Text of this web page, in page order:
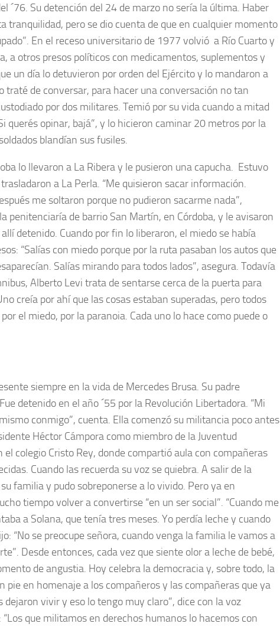
´76. Su detención del 24 de marzo no sería la última. Haber
tranquilidad, pero se dio cuenta de que en cualquier momento
En el receso universitario de 1977 volvió a Río Cuarto y
a otros presos políticos con medicamentos, suplementos y
un día lo detuvieron por orden del Ejército y lo mandaron a
traté de conversar, para hacer una conversación no tan
por dos militares. Temió por su vida cuando a mitad
querés opinar, bajá”, y lo hicieron caminar 20 metros por la
blandían sus fusiles.
lo llevaron a La Ribera y le pusieron una capucha. Estuvo
a La Perla. “Me quisieron sacar información.
me soltaron porque no pudieron sacarme nada”,
penitenciaría de barrio San Martín, en Córdoba, y le avisaron
detenido. Cuando por fin lo liberaron, el miedo se había
“Salías con miedo porque por la ruta pasaban los autos que
Salías mirando para todos lados”, asegura. Todavía
Alberto Levi trata de sentarse cerca de la puerta para
creía por ahí que las cosas estaban superadas, pero todos
el miedo, por la paranoia. Cada uno lo hace como puede o
siempre en la vida de Mercedes Brusa. Su padre
detenido en el año ´55 por la Revolución Libertadora. “Mi
conmigo”, cuenta. Ella comenzó su militancia poco antes
Héctor Cámpora como miembro de la Juventud
el colegio Cristo Rey, donde compartió aula con compañeras
Cuando las recuerda su voz se quiebra. A salir de la
familia y pudo sobreponerse a lo vivido. Pero ya en
tiempo volver a convertirse “en un ser social”. “Cuando me
a Solana, que tenía tres meses. Yo perdía leche y cuando
“No se preocupe señora, cuando venga la familia le vamos a
Desde entonces, cada vez que siente olor a leche de bebé,
de angustia. Hoy celebra la democracia y, sobre todo, la
pie en homenaje a los compañeros y las compañeras que ya
dejaron vivir y eso lo tengo muy claro”, dice con la voz
que militamos en derechos humanos lo hacemos con